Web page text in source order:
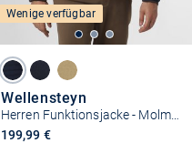
Wenige verfügbar
Wellensteyn
Herren Funktionsjacke - Molm-719
199,99 €